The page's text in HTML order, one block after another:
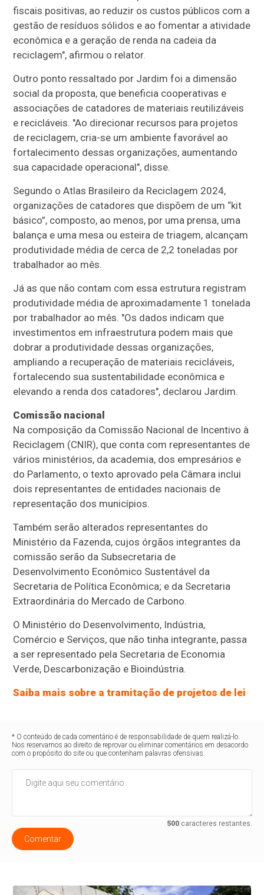
fiscais positivas, ao reduzir os custos públicos com a
gestão de resíduos sólidos e ao fomentar a atividade
econômica e a geração de renda na cadeia da
reciclagem", afirmou o relator.
Outro ponto ressaltado por Jardim foi a dimensão
social da proposta, que beneficia cooperativas e
associações de catadores de materiais reutilizáveis
e recicláveis. "Ao direcionar recursos para projetos
de reciclagem, cria-se um ambiente favorável ao
fortalecimento dessas organizações, aumentando
sua capacidade operacional", disse.
Segundo o Atlas Brasileiro da Reciclagem 2024,
organizações de catadores que dispõem de um “kit
básico”, composto, ao menos, por uma prensa, uma
balança e uma mesa ou esteira de triagem, alcançam
produtividade média de cerca de 2,2 toneladas por
trabalhador ao mês.
Já as que não contam com essa estrutura registram
produtividade média de aproximadamente 1 tonelada
por trabalhador ao mês. "Os dados indicam que
investimentos em infraestrutura podem mais que
dobrar a produtividade dessas organizações,
ampliando a recuperação de materiais recicláveis,
fortalecendo sua sustentabilidade econômica e
elevando a renda dos catadores", declarou Jardim.
Comissão nacional
Na composição da Comissão Nacional de Incentivo à
Reciclagem (CNIR), que conta com representantes de
vários ministérios, da academia, dos empresários e
do Parlamento, o texto aprovado pela Câmara inclui
dois representantes de entidades nacionais de
representação dos municípios.
Também serão alterados representantes do
Ministério da Fazenda, cujos órgãos integrantes da
comissão serão da Subsecretaria de
Desenvolvimento Econômico Sustentável da
Secretaria de Política Econômica; e da Secretaria
Extraordinária do Mercado de Carbono.
O Ministério do Desenvolvimento, Indústria,
Comércio e Serviços, que não tinha integrante, passa
a ser representado pela Secretaria de Economia
Verde, Descarbonização e Bioindústria.
Saiba mais sobre a tramitação de projetos de lei
* O conteúdo de cada comentário é de responsabilidade de quem realizá-lo.
Nos reservamos ao direito de reprovar ou eliminar comentários em desacordo
com o propósito do site ou que contenham palavras ofensivas.
500caracteres restantes.
Comentar